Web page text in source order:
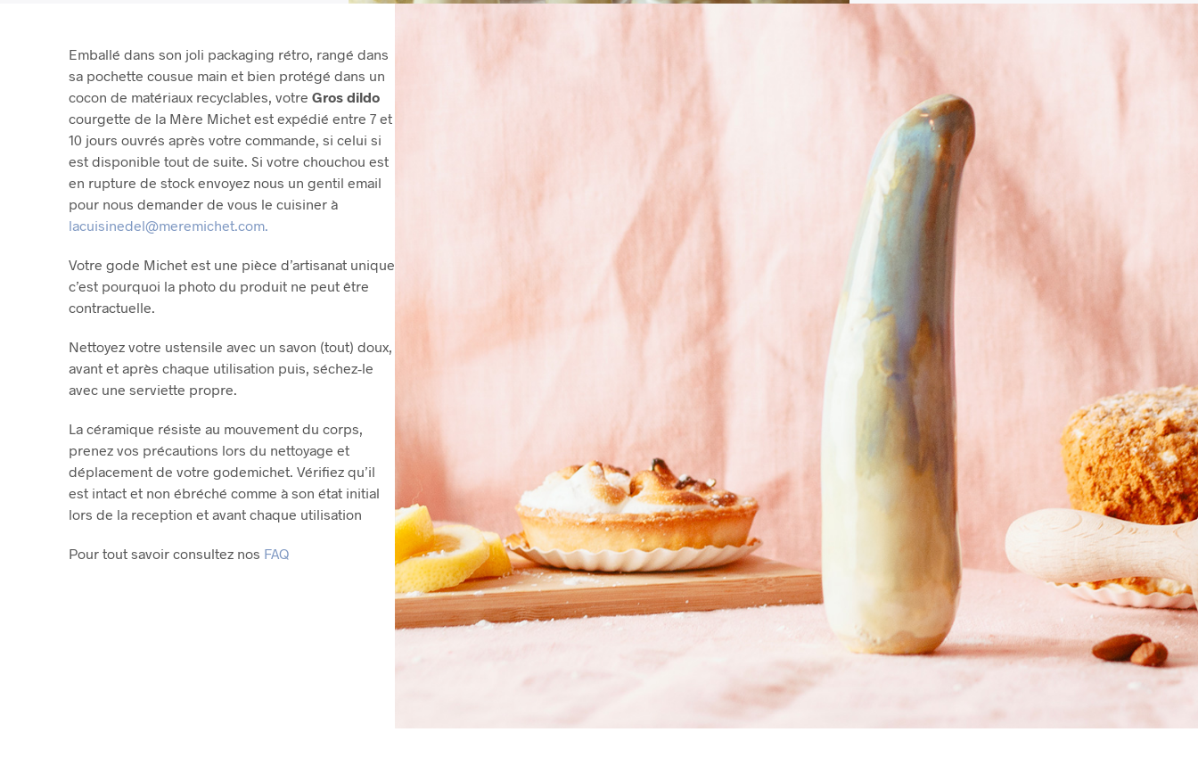
Emballé dans son joli packaging rétro, rangé dans
sa pochette cousue main et bien protégé dans un
cocon de matériaux recyclables, votre Gros dildo
courgette de la Mère Michet est expédié entre 7 et
10 jours ouvrés après votre commande, si celui si
est disponible tout de suite. Si votre chouchou est
en rupture de stock envoyez nous un gentil email
pour nous demander de vous le cuisiner à
lacuisinedel@meremichet.com.
Votre gode Michet est une pièce d’artisanat unique
c’est pourquoi la photo du produit ne peut être
contractuelle.
Nettoyez votre ustensile avec un savon (tout) doux,
avant et après chaque utilisation puis, séchez-le
avec une serviette propre.
La céramique résiste au mouvement du corps,
prenez vos précautions lors du nettoyage et
déplacement de votre godemichet. Vérifiez qu’il
est intact et non ébréché comme à son état initial
lors de la reception et avant chaque utilisation
Pour tout savoir consultez nos FAQ